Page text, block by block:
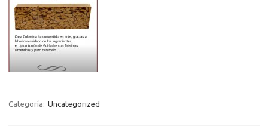
Categoría: Uncategorized